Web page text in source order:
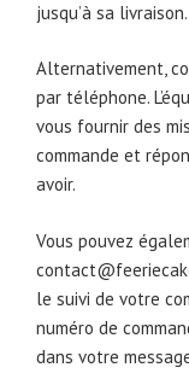
jusqu’à sa livraison.
Alternativement,
par téléphone.
vous fournir des
commande et
avoir.
Vous pouvez
le suivi de votre
numéro de
dans votre